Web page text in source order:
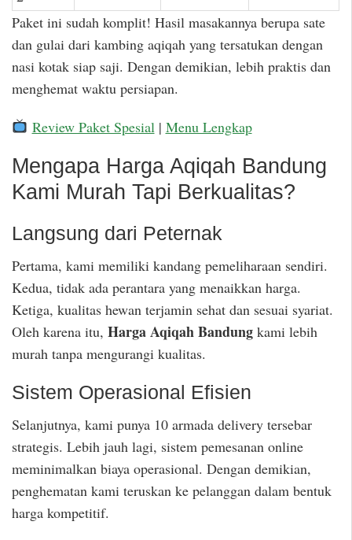
Paket ini sudah komplit! Hasil masakannya berupa sate
dan gulai dari kambing aqiqah yang tersatukan dengan
nasi kotak siap saji. Dengan demikian, lebih praktis dan
menghemat waktu persiapan.
Review Paket Spesial | Menu Lengkap
Mengapa Harga Aqiqah Bandung
Kami Murah Tapi Berkualitas?
Langsung dari Peternak
Pertama, kami memiliki kandang pemeliharaan sendiri.
Kedua, tidak ada perantara yang menaikkan harga.
Ketiga, kualitas hewan terjamin sehat dan sesuai syariat.
Oleh karena itu, Harga Aqiqah Bandung kami lebih
murah tanpa mengurangi kualitas.
Sistem Operasional Efisien
Selanjutnya, kami punya 10 armada delivery tersebar
strategis. Lebih jauh lagi, sistem pemesanan online
meminimalkan biaya operasional. Dengan demikian,
penghematan kami teruskan ke pelanggan dalam bentuk
harga kompetitif.